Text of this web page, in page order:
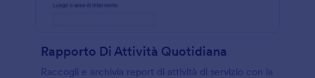
Rapporto Di Attività Quotidiana
Raccogli e archivia report di attività di servizio con la